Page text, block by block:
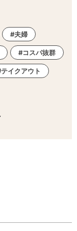
夫婦
コスパ抜群
テイクアウト